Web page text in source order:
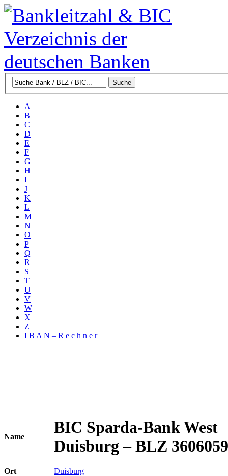
A
B
C
D
E
F
G
H
I
J
K
L
M
N
O
P
Q
R
S
T
U
V
W
X
Z
I B A N – R e c h n e r
Name
BIC Sparda-Bank West
Duisburg – BLZ
Ort Duisburg